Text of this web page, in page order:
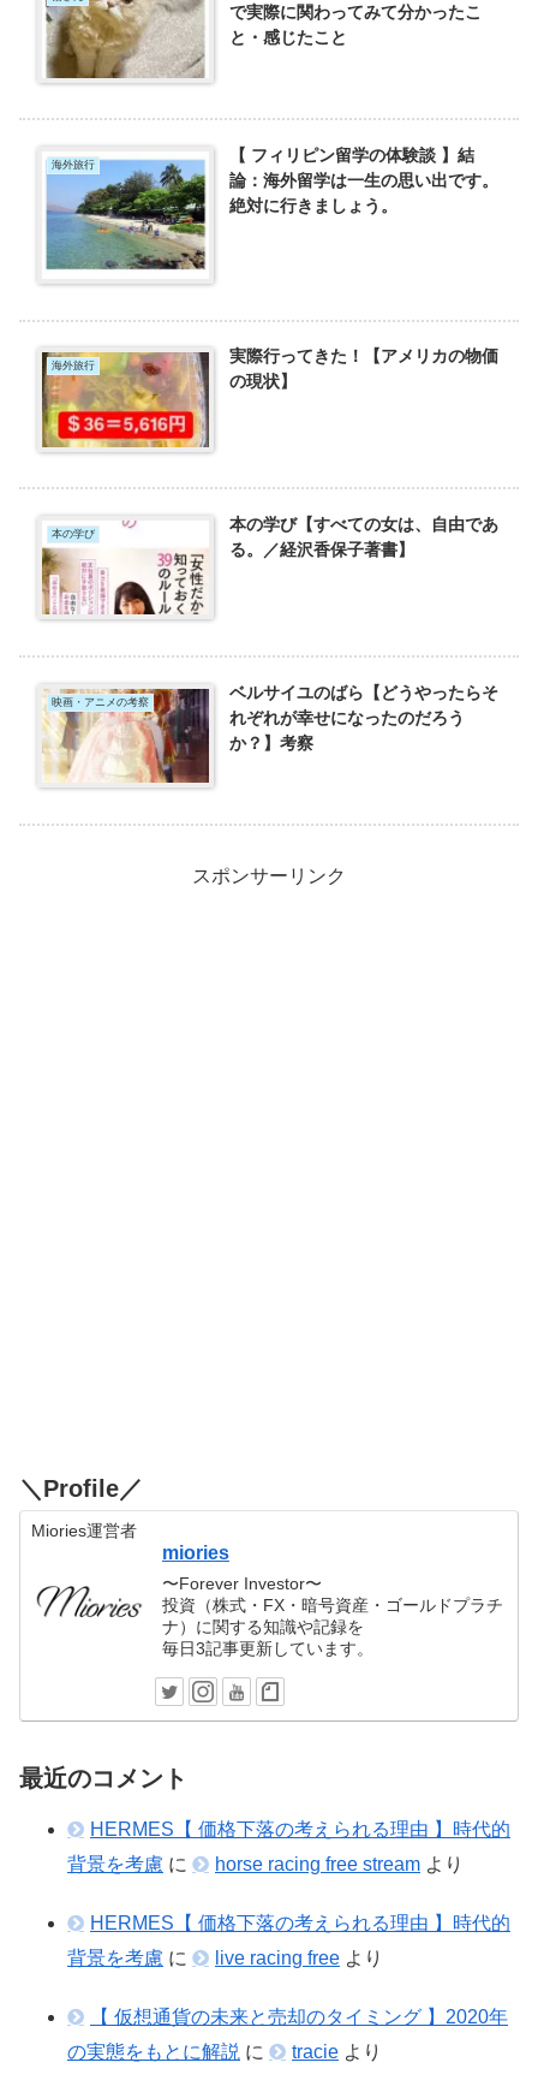
で実際に関わってみて分かったこ
と・感じたこと
海外旅行
【 フィリピン留学の体験談 】結
論：海外留学は一生の思い出です。
絶対に行きましょう。
海外旅行
実際行ってきた！【アメリカの物価
の現状】
本の学び
本の学び【すべての女は、自由であ
る。／経沢香保子著書】
映画・アニメの考察
ベルサイユのばら【どうやったらそ
れぞれが幸せになったのだろう
か？】考察
スポンサーリンク
＼Profile／
Miories運営者
miories
〜Forever Investor〜
投資（株式・FX・暗号資産・ゴールドプラチ
ナ）に関する知識や記録を
毎日3記事更新しています。
最近のコメント
HERMES【 価格下落の考えられる理由 】時代的
背景を考慮 に horse racing free stream より
HERMES【 価格下落の考えられる理由 】時代的
背景を考慮 に live racing free より
【 仮想通貨の未来と売却のタイミング 】2020年
の実態をもとに解説 に tracie より